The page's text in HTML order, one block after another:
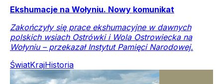
Ekshumacje na Wołyniu. Nowy komunikat
Zakończyły się prace ekshumacyjne w dawnych
polskich wsiach Ostrówki i Wola Ostrowiecka na
Wołyniu – przekazał Instytut Pamięci Narodowej.
ŚwiatKrajHistoria